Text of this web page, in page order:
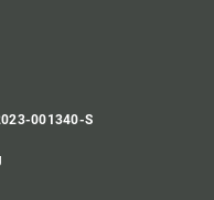
001340-S